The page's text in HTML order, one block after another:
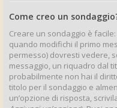
Come creo un
Creare un sondaggio è
quando modifichi il primo
permesso) dovresti vedere,
messaggio, un riquadro dal
probabilmente non hai il
titolo per il sondaggio e
un’opzione di risposta,